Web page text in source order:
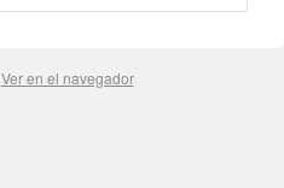
Ver en el navegador